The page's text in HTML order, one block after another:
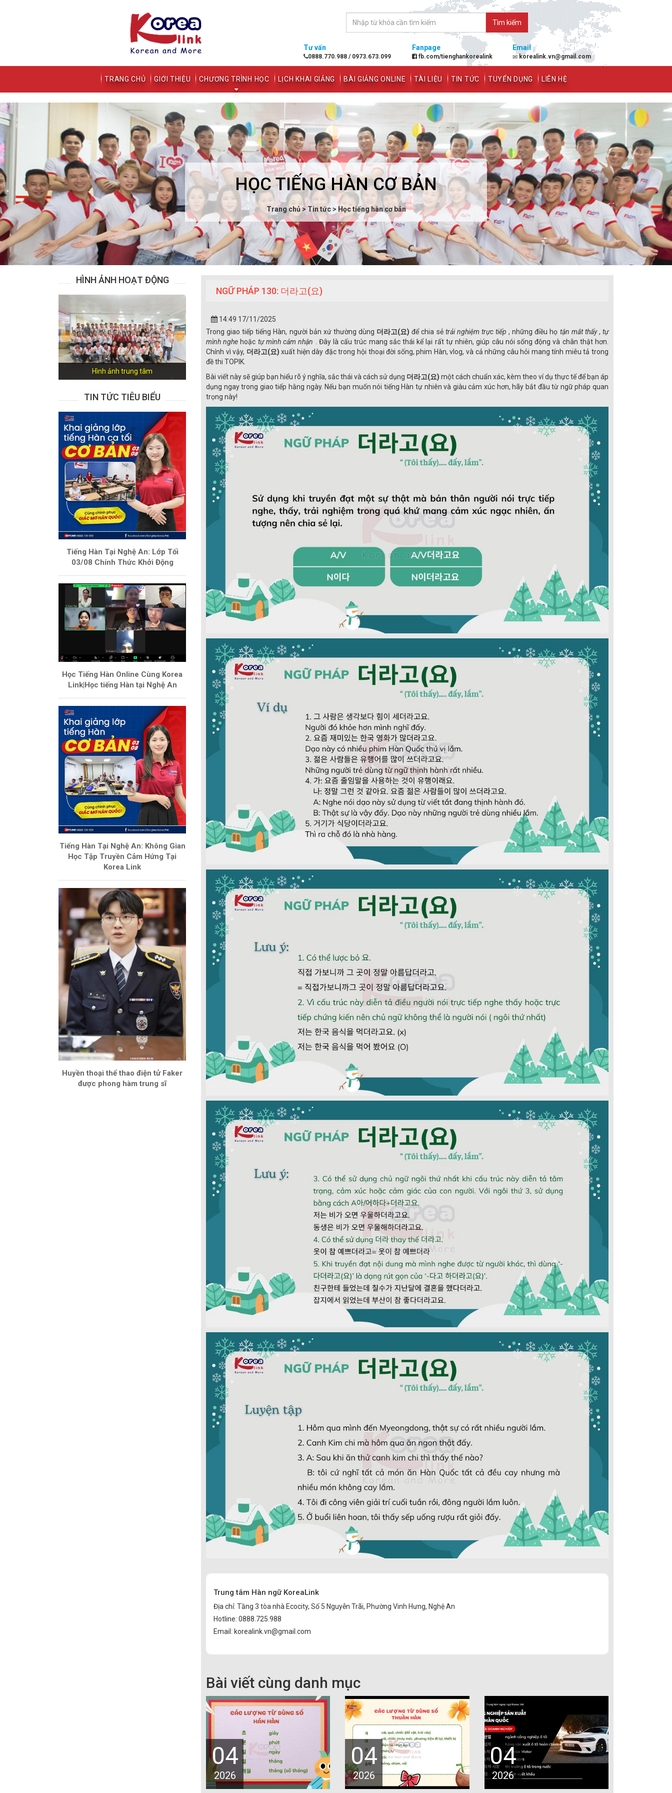
Tư vấn
0888.770.988 /0973.673.099
Fanpage
fb.com/tienghankorealink
Email
korealink.vn@gmail.com
TRANG CHỦ GIỚI THIỆU CHƯƠNG TRÌNH HỌC LỊCH KHAI GIẢNG BÀI GIẢNG ONLINE TÀI LIỆU TIN TỨC TUYỂN DỤNG LIÊN HỆ
HỌC TIẾNG HÀN CƠ BẢN
Trang chủ>Tin tức> Học tiếng hàn cơ bản
HÌNH ẢNH HOẠT ĐỘNG
Hình ảnh trung tâm
Previous Next
TIN TỨC TIÊU BIỂU
Tiếng Hàn Tại Nghệ An: Lớp Tối
03/08 Chính Thức Khởi Động
Học Tiếng Hàn Online Cùng Korea
Link|Học tiếng Hàn tại Nghệ An
Tiếng Hàn Tại Nghệ An: Không Gian
Học Tập Truyền Cảm Hứng Tại
Korea Link
Huyền thoại thể thao điện tử Faker
được phong hàm trung sĩ
NGỮ PHÁP 130: 더라고(요)
14:49 17/11/2025
Trong giao tiếp tiếng Hàn, người bản xứ thường dùng 더라고(요)để chia sẻ trải nghiệm trực tiếp, những điều họ tận mắt thấy,tự
mình nghe hoặc tự mình cảm nhận
. Đây là cấu trúc mang sắc thái kể lại rất tự nhiên, giúp câu nói sống động và chân thật hơn.
Chính vì vậy, 더라고(요)xuất hiện dày đặc trong hội thoại đời sống, phim Hàn, vlog, và cả những câu hỏi mang tính miêu tả trong
đề thi TOPIK.
Bài viết này sẽ giúp bạn hiểu rõ ý nghĩa, sắc thái và cách sử dụng 더라고(요) một cách chuẩn xác, kèm theo ví dụ thực tế để bạn áp
dụng ngay trong giao tiếp hằng ngày. Nếu bạn muốn nói tiếng Hàn tự nhiên và giàu cảm xúc hơn, hãy bắt đầu từ ngữ pháp quan
trọng này!
Trung tâm Hàn ngữ KoreaLink
Địa chỉ: Tầng 3 tòa nhà Ecocity, Số 5 Nguyễn Trãi, Phường Vinh Hưng, Nghệ An
Hotline: 0888.725.988
Email: korealink.vn@gmail.com
Bài viết cùng danh mục
04
2026
04
2026
04
2026